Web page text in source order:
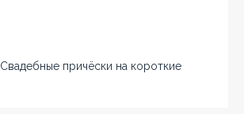
Свадебные причёски на короткие